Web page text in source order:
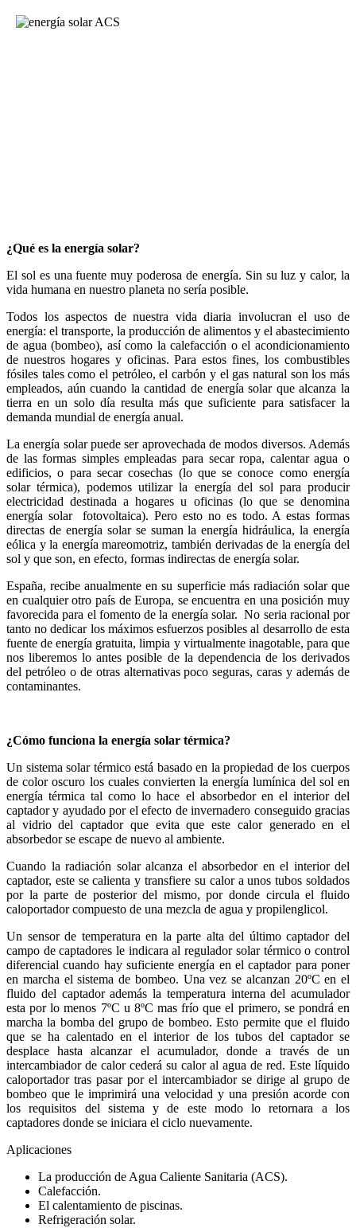
¿Qué es la energía solar?
El sol es una fuente muy poderosa de energía. Sin su luz y calor, la
vida humana en nuestro planeta no sería posible.
Todos los aspectos de nuestra vida diaria involucran el uso de
energía: el transporte, la producción de alimentos y el abastecimiento
de agua (bombeo), así como la calefacción o el acondicionamiento
de nuestros hogares y oficinas. Para estos fines, los combustibles
fósiles tales como el petróleo, el carbón y el gas natural son los más
empleados, aún cuando la cantidad de energía solar que alcanza la
tierra en un solo día resulta más que suficiente para satisfacer la
demanda mundial de energía anual.
La energía solar puede ser aprovechada de modos diversos. Además
de las formas simples empleadas para secar ropa, calentar agua o
edificios, o para secar cosechas (lo que se conoce como energía
solar térmica), podemos utilizar la energía del sol para producir
electricidad destinada a hogares u oficinas (lo que se denomina
energía solar fotovoltaica). Pero esto no es todo. A estas formas
directas de energía solar se suman la energía hidráulica, la energía
eólica y la energía mareomotriz, también derivadas de la energía del
sol y que son, en efecto, formas indirectas de energía solar.
España, recibe anualmente en su superficie más radiación solar que
en cualquier otro país de Europa, se encuentra en una posición muy
favorecida para el fomento de la energía solar. No seria racional por
tanto no dedicar los máximos esfuerzos posibles al desarrollo de esta
fuente de energía gratuita, limpia y virtualmente inagotable, para que
nos liberemos lo antes posible de la dependencia de los derivados
del petróleo o de otras alternativas poco seguras, caras y además de
contaminantes.
¿Cómo funciona la energía solar térmica?
Un sistema solar térmico está basado en la propiedad de los cuerpos
de color oscuro los cuales convierten la energía lumínica del sol en
energía térmica tal como lo hace el absorbedor en el interior del
captador y ayudado por el efecto de invernadero conseguido gracias
al vidrio del captador que evita que este calor generado en el
absorbedor se escape de nuevo al ambiente.
Cuando la radiación solar alcanza el absorbedor en el interior del
captador, este se calienta y transfiere su calor a unos tubos soldados
por la parte de posterior del mismo, por donde circula el fluido
caloportador compuesto de una mezcla de agua y propilenglicol.
Un sensor de temperatura en la parte alta del último captador del
campo de captadores le indicara al regulador solar térmico o control
diferencial cuando hay suficiente energía en el captador para poner
en marcha el sistema de bombeo. Una vez se alcanzan 20ºC en el
fluido del captador además la temperatura interna del acumulador
esta por lo menos 7ºC u 8ºC mas frío que el primero, se pondrá en
marcha la bomba del grupo de bombeo. Esto permite que el fluido
que se ha calentado en el interior de los tubos del captador se
desplace hasta alcanzar el acumulador, donde a través de un
intercambiador de calor cederá su calor al agua de red. Este líquido
caloportador tras pasar por el intercambiador se dirige al grupo de
bombeo que le imprimirá una velocidad y una presión acorde con
los requisitos del sistema y de este modo lo retornara a los
captadores donde se iniciara el ciclo nuevamente.
Aplicaciones
La producción de Agua Caliente Sanitaria (ACS).
Calefacción.
El calentamiento de piscinas.
Refrigeración solar.